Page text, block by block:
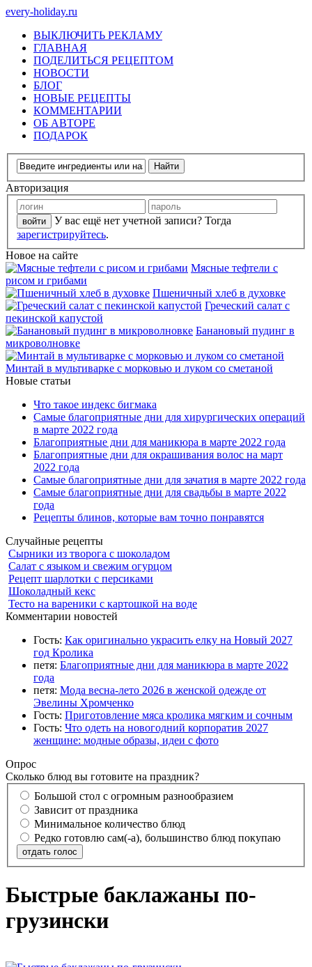
every-holiday.ru
ВЫКЛЮЧИТЬ РЕКЛАМУ
ГЛАВНАЯ
ПОДЕЛИТЬСЯ РЕЦЕПТОМ
НОВОСТИ
БЛОГ
НОВЫЕ РЕЦЕПТЫ
КОММЕНТАРИИ
ОБ АВТОРЕ
ПОДАРОК
Авторизация
У вас ещё нет учетной записи? Тогда
зарегистрируйтесь.
Новое на сайте
Мясные тефтели с
рисом и грибами
Пшеничный хлеб в духовке
Греческий салат с
пекинской капустой
Банановый пудинг в
микроволновке
Минтай в мультиварке с морковью и луком со сметаной
Новые статьи
Что такое индекс бигмака
Самые благоприятные дни для хирургических операций
в марте 2022 года
Благоприятные дни для маникюра в марте 2022 года
Благоприятные дни для окрашивания волос на март
2022 года
Самые благоприятные дни для зачатия в марте 2022 года
Самые благоприятные дни для свадьбы в марте 2022
года
Рецепты блинов, которые вам точно понравятся
Случайные рецепты
Сырники из творога с шоколадом
Салат с языком и свежим огурцом
Рецепт шарлотки с персиками
Шоколадный кекс
Тесто на вареники с картошкой на воде
Комментарии новостей
Гость: Как оригинально украсить елку на Новый 2027
год Кролика
петя: Благоприятные дни для маникюра в марте 2022
года
петя: Мода весна-лето 2026 в женской одежде от
Эвелины Хромченко
Гость: Приготовление мяса кролика мягким и сочным
Гость: Что одеть на новогодний корпоратив 2027
женщине: модные образы, идеи с фото
Опрос
Сколько блюд вы готовите на праздник?
Большой стол с огромным разнообразием
Зависит от праздника
Минимальное количество блюд
Редко готовлю сам(-а), большинство блюд покупаю
отдать голос
Быстрые баклажаны по-
грузински